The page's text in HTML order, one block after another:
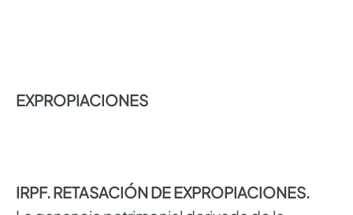
EXPROPIACIONES
IRPF. RETASACIÓN DE EXPROPIACIONES.